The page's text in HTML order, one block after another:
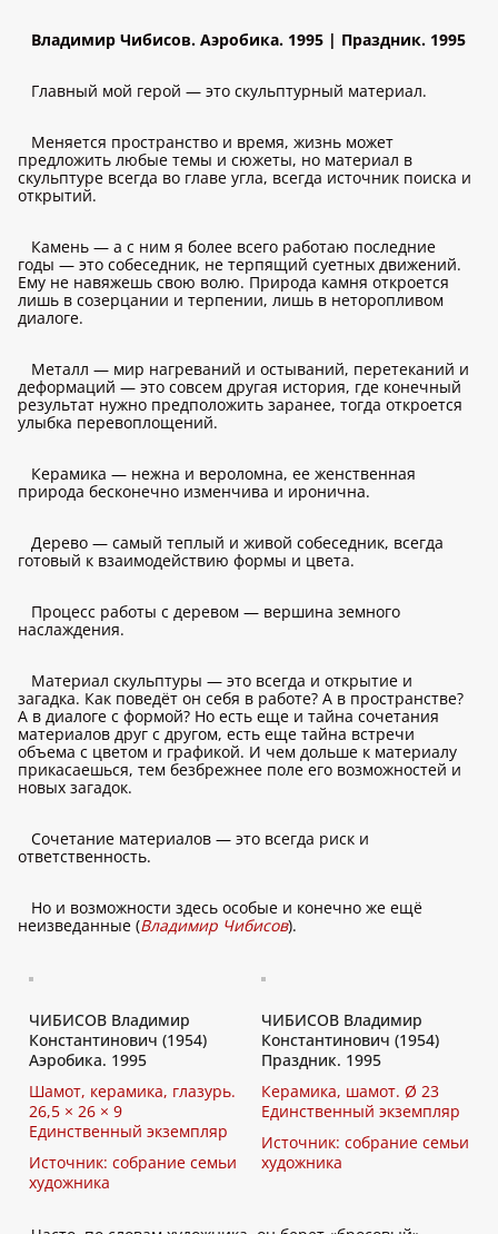
Владимир Чибисов. Аэробика. 1995 | Праздник. 1995
Главный мой герой — это скульптурный материал.
Меняется пространство и время, жизнь может
предложить любые темы и сюжеты, но материал в
скульптуре всегда во главе угла, всегда источник поиска и
открытий.
Камень — а с ним я более всего работаю последние
годы — это собеседник, не терпящий суетных движений.
Ему не навяжешь свою волю. Природа камня откроется
лишь в созерцании и терпении, лишь в неторопливом
диалоге.
Металл — мир нагреваний и остываний, перетеканий и
деформаций — это совсем другая история, где конечный
результат нужно предположить заранее, тогда откроется
улыбка перевоплощений.
Керамика — нежна и вероломна, ее женственная
природа бесконечно изменчива и иронична.
Дерево — самый теплый и живой собеседник, всегда
готовый к взаимодействию формы и цвета.
Процесс работы с деревом — вершина земного
наслаждения.
Материал скульптуры — это всегда и открытие и
загадка. Как поведёт он себя в работе? А в пространстве?
А в диалоге с формой? Но есть еще и тайна сочетания
материалов друг с другом, есть еще тайна встречи
объема с цветом и графикой. И чем дольше к материалу
прикасаешься, тем безбрежнее поле его возможностей и
новых загадок.
Сочетание материалов — это всегда риск и
ответственность.
Но и возможности здесь особые и конечно же ещё
неизведанные (Владимир Чибисов).
ЧИБИСОВ Владимир
Константинович (1954)
Аэробика. 1995
Шамот, керамика, глазурь.
26,5 × 26 × 9
Единственный экземпляр
Источник: собрание семьи
художника
ЧИБИСОВ Владимир
Константинович (1954)
Праздник. 1995
Керамика, шамот. Ø 23
Единственный экземпляр
Источник: собрание семьи
художника